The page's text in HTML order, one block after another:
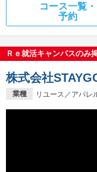
コース一覧・
予約
Ｒｅ就活キャンパスのみ
業種 リユース／アパレ
株式会社